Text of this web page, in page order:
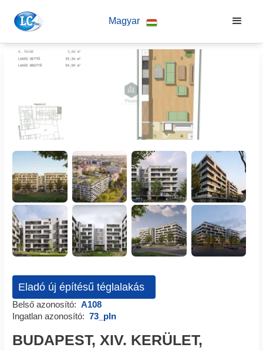
Magyar
Eladó új építésű téglalakás
Belső azonosító: A108
Ingatlan azonosító: 73_pln
BUDAPEST, XIV. KERÜLET,